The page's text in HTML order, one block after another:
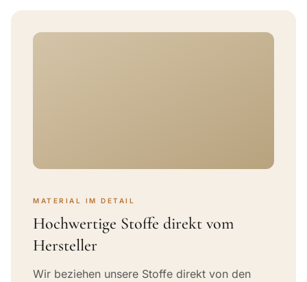
MATERIAL IM DETAIL
Hochwertige Stoffe direkt vom
Hersteller
Wir beziehen unsere Stoffe direkt von den